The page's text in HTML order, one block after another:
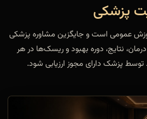
پزشکی
عمومی است و جایگزین مشاوره پزشکی
نتایج، دوره بهبود و ریسک‌ها در هر
پزشک دارای مجوز ارزیابی شود.